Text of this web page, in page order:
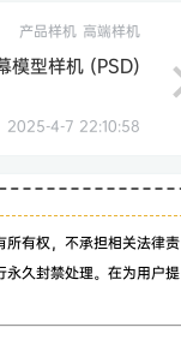
产品样机 高端样机
模型样机 (PSD)
2025-4-7 22:10:58
所有权，不承担相关法律责
永久封禁处理。在为用户提